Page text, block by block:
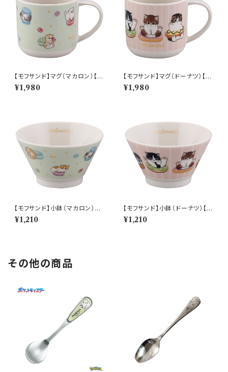
【モフサンド】マグ（マカロン）【M
FS10】MFS11-11
¥1,980
【モフサンド】マグ（ドーナツ）【M
FS10】MFS12-11
¥1,980
【モフサンド】小鉢（マカロン）
【MFS10】MFS11-352
¥1,210
【モフサンド】小鉢（ドーナツ）【M
FS10】MFS12-352
¥1,210
その他の商品